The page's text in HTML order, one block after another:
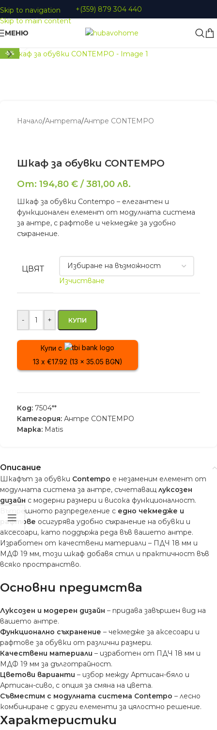
Skip to navigation
Skip to main content
+(359) 879 304 440
МЕНЮ
-5%
Начало/Aнтрета/Антре CONTEMPO
Шкаф за обувки CONTEMPO
От: 194,80 € /381,00 лв.
Шкаф за обувки Contempo – елегантен и
функционален елемент от модулната система
за антре, с рафтове и чекмедже за удобно
съхранение.
ЦВЯТ
Изчистване
- + КУПИ
Купи с
13 x €17.92 (13 x 35.05 BGN)
Код: 7504**
Категория: Антре CONTEMPO
Марка: Matis
Описание
Шкафът за обувки Contempo е незаменим елемент от
модулната система за антре, съчетаващ луксозен
дизайн с модерни размери и висока функционалност.
Вътрешното разпределение с едно чекмедже и
рафтове осигурява удобно съхранение на обувки и
аксесоари, като поддържа реда във вашето антре.
Изработен от качествени материали – ПДЧ 18 мм и
МДФ 19 мм, този шкаф добавя стил и практичност във
всяко пространство.
Основни предимства
Луксозен и модерен дизайн – придава завършен вид на
вашето антре.
Функционално съхранение – чекмедже за аксесоари и
рафтове за обувки от различни размери.
Качествени материали – изработен от ПДЧ 18 мм и
МДФ 19 мм за дълготрайност.
Цветови варианти – избор между Артисан-бяло и
Артисан-сиво, с опция за смяна на цвета.
Съвместим с модулната система Contempo – лесно
комбиниране с други елементи за цялостно решение.
Характеристики